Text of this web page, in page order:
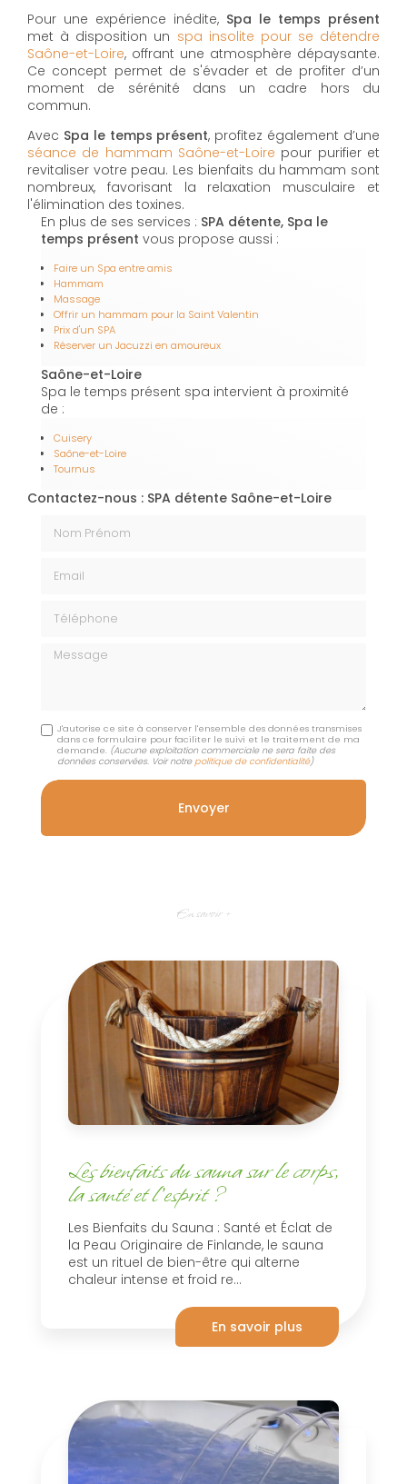
Pour une expérience inédite, Spa le temps présent
met à disposition un spa insolite pour se détendre
Saône-et-Loire, offrant une atmosphère dépaysante.
Ce concept permet de s'évader et de profiter d’un
moment de sérénité dans un cadre hors du
commun.
Avec Spa le temps présent, profitez également d’une
séance de hammam Saône-et-Loire pour purifier et
revitaliser votre peau. Les bienfaits du hammam sont
nombreux, favorisant la relaxation musculaire et
l'élimination des toxines.
En plus de ses services : SPA détente, Spa le
temps présent vous propose aussi :
Faire un Spa entre amis
Hammam
Massage
Offrir un hammam pour la Saint Valentin
Prix d'un SPA
Réserver un Jacuzzi en amoureux
Saône-et-Loire
Spa le temps présent spa intervient à proximité
de :
Cuisery
Saône-et-Loire
Tournus
Contactez-nous : SPA détente Saône-et-Loire
Message
J'autorise ce site à conserver l'ensemble des données transmises
dans ce formulaire pour faciliter le suivi et le traitement de ma
demande. (Aucune exploitation commerciale ne sera faite des
données conservées. Voir notre politique de confidentialité)
En savoir +
Les bienfaits du sauna sur le corps,
la santé et l'esprit ?
Les Bienfaits du Sauna : Santé et Éclat de
la Peau Originaire de Finlande, le sauna
est un rituel de bien-être qui alterne
chaleur intense et froid re...
En savoir plus